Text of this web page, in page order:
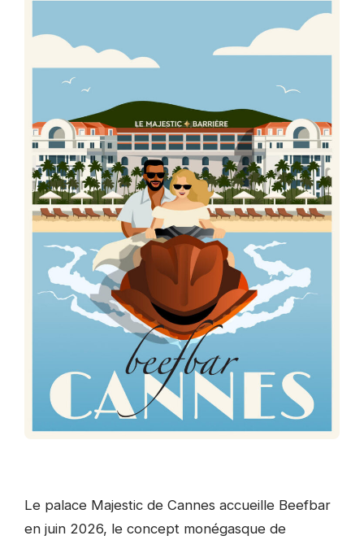
Le palace Majestic de Cannes accueille Beefbar
en juin 2026, le concept monégasque de